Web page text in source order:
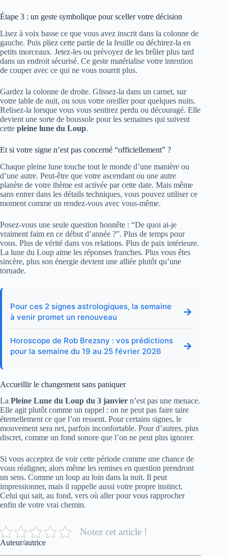
Étape 3 : un geste symbolique pour sceller votre décision
Lisez à voix basse ce que vous avez inscrit dans la colonne de
gauche. Puis pliez cette partie de la feuille ou déchirez-la en
petits morceaux. Jetez-les ou prévoyez de les brûler plus tard
dans un endroit sécurisé. Ce geste matérialise votre intention
de couper avec ce qui ne vous nourrit plus.
Gardez la colonne de droite. Glissez-la dans un carnet, sur
votre table de nuit, ou sous votre oreiller pour quelques nuits.
Relisez-la lorsque vous vous sentirez perdu ou découragé. Elle
devient une sorte de boussole pour les semaines qui suivent
cette pleine lune du Loup.
Et si votre signe n’est pas concerné “officiellement” ?
Chaque pleine lune touche tout le monde d’une manière ou
d’une autre. Peut-être que votre ascendant ou une autre
planète de votre thème est activée par cette date. Mais même
sans entrer dans les détails techniques, vous pouvez utiliser ce
moment comme un rendez-vous avec vous-même.
Posez-vous une seule question honnête : “De quoi ai-je
vraiment faim en ce début d’année ?”. Plus de temps pour
vous. Plus de vérité dans vos relations. Plus de paix intérieure.
La lune du Loup aime les réponses franches. Plus vous êtes
sincère, plus son énergie devient une alliée plutôt qu’une
tornade.
Pour ces 2 signes astrologiques, la semaine
à venir promet un renouveau
→
Horoscope de Rob Brezsny : vos prédictions
pour la semaine du 19 au 25 février 2026
→
Accueillir le changement sans paniquer
La Pleine Lune du Loup du 3 janvier n’est pas une menace.
Elle agit plutôt comme un rappel : on ne peut pas faire taire
éternellement ce que l’on ressent. Pour certains signes, le
mouvement sera net, parfois inconfortable. Pour d’autres, plus
discret, comme un fond sonore que l’on ne peut plus ignorer.
Si vous acceptez de voir cette période comme une chance de
vous réaligner, alors même les remises en question prendront
un sens. Comme un loup au loin dans la nuit. Il peut
impressionner, mais il rappelle aussi votre propre instinct.
Celui qui sait, au fond, vers où aller pour vous rapprocher
enfin de votre vrai chemin.
Notez cet article !
Auteur/autrice